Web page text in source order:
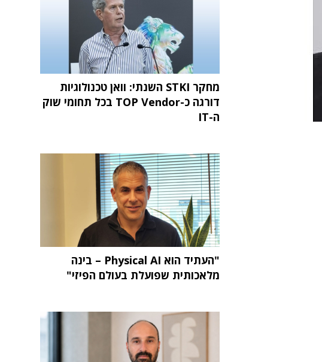
מחקר STKI השנתי: וואן טכנולוגיות
דורגה כ-TOP Vendor בכל תחומי שוק
ה-IT
"העתיד הוא Physical AI – בינה
מלאכותית שפועלת בעולם הפיזי"